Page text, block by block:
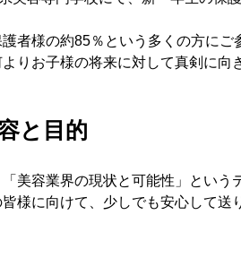
者様の約85％という多くの方に
りお子様の将来に対して真剣に
と目的
美容業界の現状と可能性」という
様に向けて、少しでも安心して送